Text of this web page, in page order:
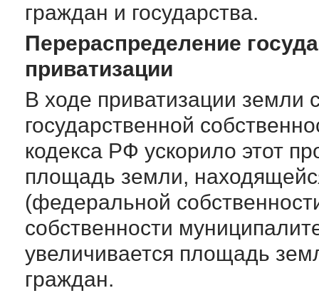
граждан и государства.
Перераспределение
приватизации
В ходе приватизации земли
государственной
кодекса РФ ускорило этот
площадь земли,
(федеральной
собственности
увеличивается площадь
граждан.